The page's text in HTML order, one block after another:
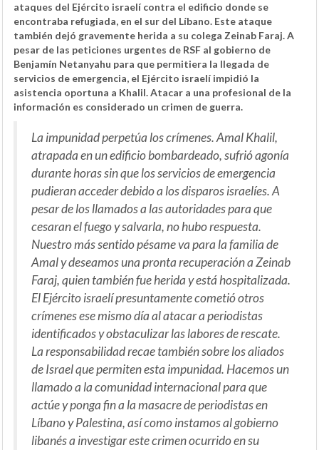
ataques del Ejército israelí contra el edificio donde se
encontraba refugiada, en el sur del Líbano. Este ataque
también dejó gravemente herida a su colega Zeinab Faraj. A
pesar de las peticiones urgentes de RSF al gobierno de
Benjamín Netanyahu para que permitiera la llegada de
servicios de emergencia, el Ejército israelí impidió la
asistencia oportuna a Khalil. Atacar a una profesional de la
información es considerado un crimen de guerra.
La impunidad perpetúa los crímenes. Amal Khalil,
atrapada en un edificio bombardeado, sufrió agonía
durante horas sin que los servicios de emergencia
pudieran acceder debido a los disparos israelíes. A
pesar de los llamados a las autoridades para que
cesaran el fuego y salvarla, no hubo respuesta.
Nuestro más sentido pésame va para la familia de
Amal y deseamos una pronta recuperación a Zeinab
Faraj, quien también fue herida y está hospitalizada.
El Ejército israelí presuntamente cometió otros
crímenes ese mismo día al atacar a periodistas
identificados y obstaculizar las labores de rescate.
La responsabilidad recae también sobre los aliados
de Israel que permiten esta impunidad. Hacemos un
llamado a la comunidad internacional para que
actúe y ponga fin a la masacre de periodistas en
Líbano y Palestina, así como instamos al gobierno
libanés a investigar este crimen ocurrido en su